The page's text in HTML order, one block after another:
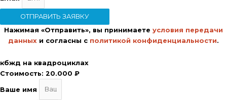
ОТПРАВИТЬ ЗАЯВКУ
Нажимая «Отправить», вы принимаете условия передачи
данных и согласны с политикой конфиденциальности.
кбжд на квадроциклах
Стоимость: 20.000 ₽
Ваше имя